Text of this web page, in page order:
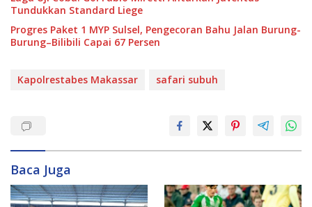
Tundukkan Standard Liege
Progres Paket 1 MYP Sulsel, Pengecoran Bahu Jalan Burung-
Burung–Bilibili Capai 67 Persen
Kapolrestabes Makassar safari subuh
Baca Juga